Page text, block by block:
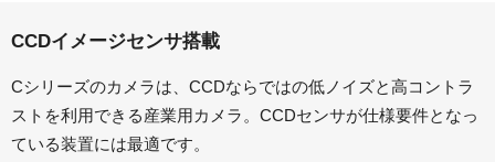
CCDイメージセンサ搭載
Cシリーズのカメラは、CCDならではの低ノイズと高コントラ
ストを利用できる産業用カメラ。CCDセンサが仕様要件となっ
ている装置には最適です。